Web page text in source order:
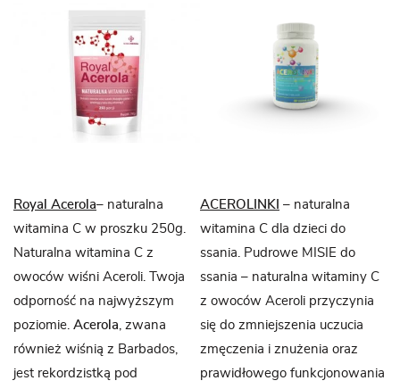
Royal Acerola– naturalna
witamina C w proszku 250g.
Naturalna witamina C z
owoców wiśni Aceroli. Twoja
odporność na najwyższym
poziomie. Acerola , zwana
również wiśnią z Barbados,
jest rekordzistką pod
ACEROLINKI – naturalna
witamina C dla dzieci do
ssania. Pudrowe MISIE do
ssania – naturalna witaminy C
z owoców Aceroli przyczynia
się do zmniejszenia uczucia
zmęczenia i znużenia oraz
prawidłowego funkcjonowania